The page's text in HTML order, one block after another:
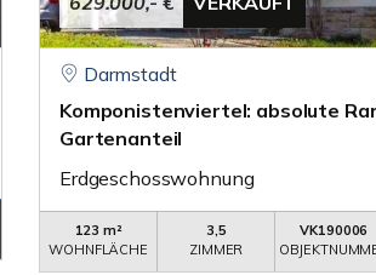
Darmstadt
Komponistenviertel: absolute
Gartenanteil
Erdgeschosswohnung
123 m²
WOHNFLÄCHE
3,5
ZIMMER
VK190006